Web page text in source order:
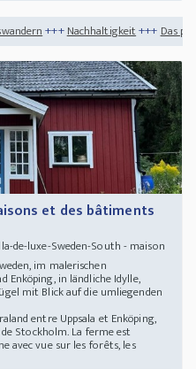
+++Das perfekte
et des bâtiments
de-luxe-Sweden-South - maison
im malerischen
Enköping, in ländliche Idylle,
mit Blick auf die umliegenden
entre Uppsala et Enköping,
Stockholm. La ferme est
avec vue sur les forêts, les